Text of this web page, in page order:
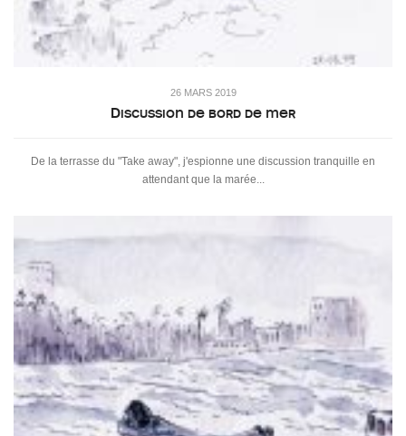
26 MARS 2019
Discussion de bord de mer
De la terrasse du "Take away", j'espionne une discussion tranquille en
attendant que la marée...